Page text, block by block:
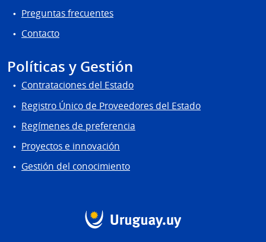
Preguntas frecuentes
Contacto
Políticas y Gestión
Contrataciones del Estado
Registro Único de Proveedores del Estado
Regímenes de preferencia
Proyectos e innovación
Gestión del conocimiento